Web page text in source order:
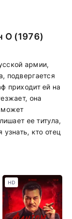
О (1976)
армии,
подвергается
приходит ей на
она
может
ее титула,
кто отец
HD